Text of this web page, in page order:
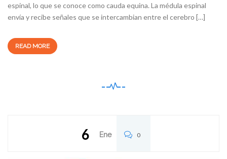
espinal, lo que se conoce como cauda equina. La médula espinal
envía y recibe señales que se intercambian entre el cerebro […]
READ MORE
6 Ene 0